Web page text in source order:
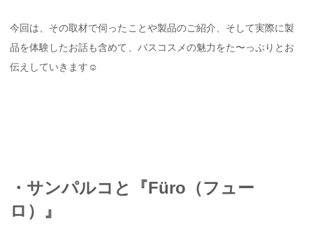
今回は、その取材で伺ったことや製品のご紹介、そして実際に製
品を体験したお話も含めて、バスコスメの魅力をた〜っぷりとお
伝えしていきます☺︎
・サンパルコと『Füro（フュー
ロ）』